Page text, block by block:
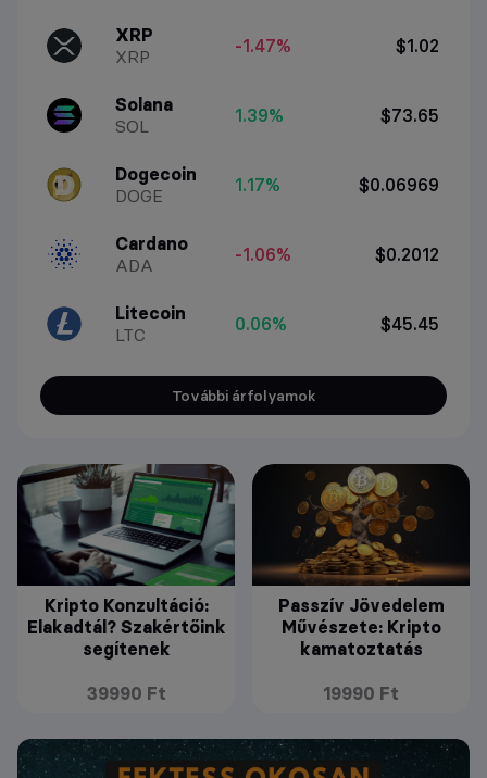
XRP
XRP
-1.47% $1.02
Solana
SOL
1.39% $73.65
Dogecoin
DOGE
1.17% $0.06969
Cardano
ADA
-1.06% $0.2012
Litecoin
LTC
0.06% $45.45
További árfolyamok
Kripto Konzultáció:
Elakadtál? Szakértőink
segítenek
39990 Ft
Passzív Jövedelem
Művészete: Kripto
kamatoztatás
19990 Ft